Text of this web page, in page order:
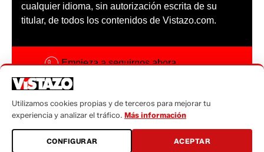
cualquier idioma, sin autorización escrita de su
titular, de todos los contenidos de Vistazo.com.
Empieza a seguirnos ahora
Código ética
Sugerencias a:
sugerencias@vistazo.com
Utilizamos cookies propias y de terceros para mejorar tu
experiencia y analizar el tráfico. Más información
CONFIGURAR ACEPTAR